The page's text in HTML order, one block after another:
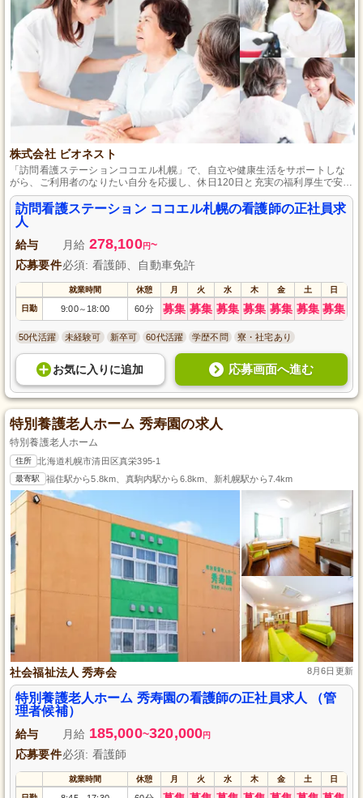
株式会社 ビオネスト
「訪問看護ステーションココエル札幌」で、自立や健康生活をサポートしな
がら、ご利用者のなりたい自分を応援し、休日120日と充実の福利厚生で安心
して働くことが可能です。
訪問看護ステーション ココエル札幌の看護師の正社員求
人
給与 月給 278,100円~
応募要件必須: 看護師、自動車免許
就業時間 休憩 月 火 水 木 金 土 日
日勤 9:00～ 18:00 60分 募集 募集 募集 募集 募集 募集 募集
50代活躍 未経験可 新卒可 60代活躍 学歴不問 寮・社宅あり
お気に入り に追加 応募画面へ進む
特別養護老人ホーム 秀寿園の求人
特別養護老人ホーム
住所 北海道札幌市清田区真栄395-1
最寄駅 福住駅から5.8km、真駒内駅から6.8km、新札幌駅から7.4km
社会福祉法人 秀寿会 8月6日更新
特別養護老人ホーム 秀寿園の看護師の正社員求人 （管
理者候補）
給与 月給 185,000~320,000円
応募要件必須: 看護師
就業時間 休憩 月 火 水 木 金 土 日